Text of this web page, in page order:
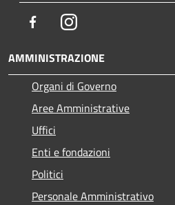
FacebookInstagram
AMMINISTRAZIONE
Organi di Governo
Aree Amministrative
Uffici
Enti e fondazioni
Politici
Personale Amministrativo